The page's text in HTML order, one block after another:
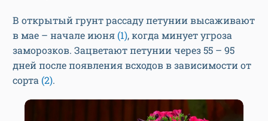
В открытый грунт рассаду петунии высаживают
в мае – начале июня (1), когда минует угроза
заморозков. Зацветают петунии через 55 – 95
дней после появления всходов в зависимости от
сорта (2).